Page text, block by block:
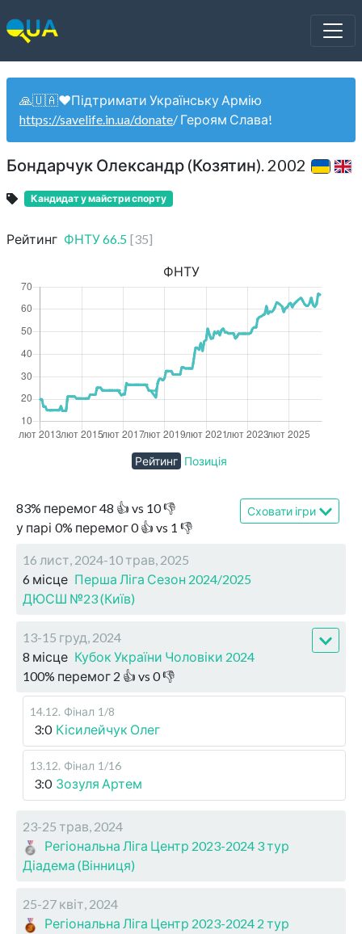
🙏🇺🇦❤️Підтримати Українську Армію
https://savelife.in.ua/donate/ Героям Слава!
Бондарчук Олександр (Козятин). 2002
Кандидат у майстри спорту
Рейтинг ФНТУ66.5 [35]
83% перемог48 👍 vs 10👎
у парі 0% перемог0👍 vs 1 👎
Сховати ігри
16 лист, 2024-10 трав, 2025
6 місце Перша Ліга Сезон 2024/2025
ДЮСШ №23 (Київ)
13-15 груд, 2024
8 місце Кубок України Чоловіки 2024
100% перемог 2 👍 vs 0👎
14.12. Фінал 1/8
3:0 Кісилейчук Олег
13.12. Фінал 1/16
3:0 Зозуля Артем
23-25 трав, 2024
Регіональна Ліга Центр 2023-2024 3 тур
Діадема (Вінниця)
25-27 квіт, 2024
Регіональна Ліга Центр 2023-2024 2 тур
ФНТУ
Рейтинг Позиція